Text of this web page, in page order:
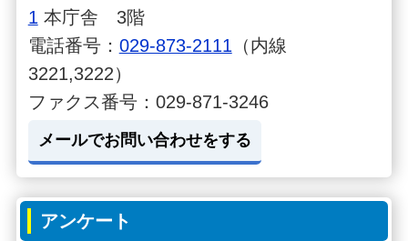
1 本庁舎 3階
電話番号： 029-873-2111 （内線
3221,3222）
ファクス番号：029-871-3246
メールでお問い合わせをする
アンケート